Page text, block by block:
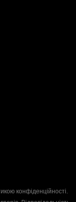
конфіденційності.